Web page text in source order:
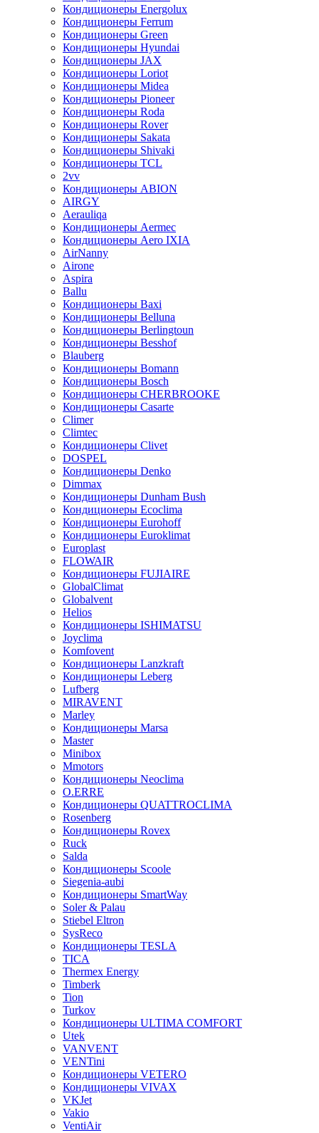
Кондиционеры Energolux
Кондиционеры Ferrum
Кондиционеры Green
Кондиционеры Hyundai
Кондиционеры JAX
Кондиционеры Loriot
Кондиционеры Midea
Кондиционеры Pioneer
Кондиционеры Roda
Кондиционеры Rover
Кондиционеры Sakata
Кондиционеры Shivaki
Кондиционеры TCL
2vv
Кондиционеры ABION
AIRGY
Aerauliqa
Кондиционеры Aermec
Кондиционеры Aero IXIA
AirNanny
Airone
Aspira
Ballu
Кондиционеры Baxi
Кондиционеры Belluna
Кондиционеры Berlingtoun
Кондиционеры Besshof
Blauberg
Кондиционеры Bomann
Кондиционеры Bosch
Кондиционеры CHERBROOKE
Кондиционеры Casarte
Climer
Climtec
Кондиционеры Clivet
DOSPEL
Кондиционеры Denko
Dimmax
Кондиционеры Dunham Bush
Кондиционеры Ecoclima
Кондиционеры Eurohoff
Кондиционеры Euroklimat
Europlast
FLOWAIR
Кондиционеры FUJIAIRE
GlobalClimat
Globalvent
Helios
Кондиционеры ISHIMATSU
Joyclima
Komfovent
Кондиционеры Lanzkraft
Кондиционеры Leberg
Lufberg
MIRAVENT
Marley
Кондиционеры Marsa
Master
Minibox
Mmotors
Кондиционеры Neoclima
O.ERRE
Кондиционеры QUATTROCLIMA
Rosenberg
Кондиционеры Rovex
Ruck
Salda
Кондиционеры Scoole
Siegenia-aubi
Кондиционеры SmartWay
Soler & Palau
Stiebel Eltron
SysReco
Кондиционеры TESLA
TICA
Thermex Energy
Timberk
Tion
Turkov
Кондиционеры ULTIMA COMFORT
Utek
VANVENT
VENTini
Кондиционеры VETERO
Кондиционеры VIVAX
VKJet
Vakio
VentiAir